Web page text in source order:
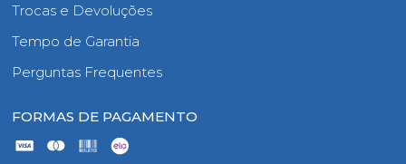
Trocas e Devoluções
Tempo de Garantia
Perguntas Frequentes
FORMAS DE PAGAMENTO